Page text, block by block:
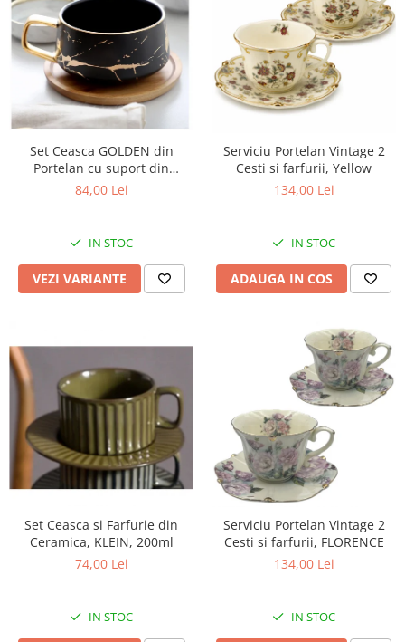
Set Ceasca GOLDEN din
Portelan cu suport din
Bambus, pentru cafea si ceai,
84,00 Lei
IN STOC
VEZI VARIANTE
Serviciu Portelan Vintage 2
Cesti si farfurii, Yellow
134,00 Lei
IN STOC
ADAUGA IN COS
Set Ceasca si Farfurie din
Ceramica, KLEIN, 200ml
74,00 Lei
IN STOC
Serviciu Portelan Vintage 2
Cesti si farfurii, FLORENCE
134,00 Lei
IN STOC